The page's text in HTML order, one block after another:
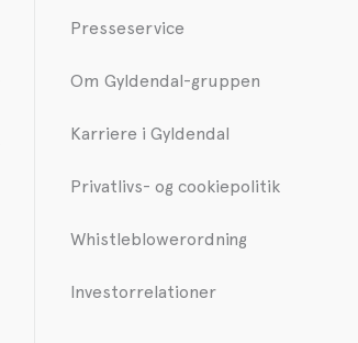
Presseservice
Om Gyldendal-gruppen
Karriere i Gyldendal
Privatlivs- og cookiepolitik
Whistleblowerordning
Investorrelationer